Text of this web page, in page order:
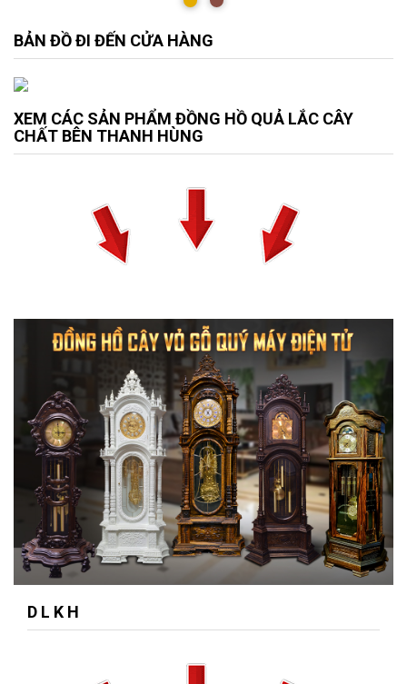
BẢN ĐỒ ĐI ĐẾN CỬA HÀNG
XEM CÁC SẢN PHẨM ĐỒNG HỒ QUẢ LẮC CÂY
CHẤT BÊN THANH HÙNG
D L K H